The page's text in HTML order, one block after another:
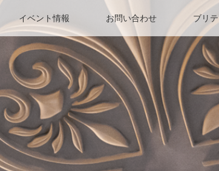
イベント情報 お問い合わせ ブリ